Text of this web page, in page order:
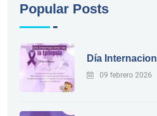
Popular Posts
Día
09 febrero 2026